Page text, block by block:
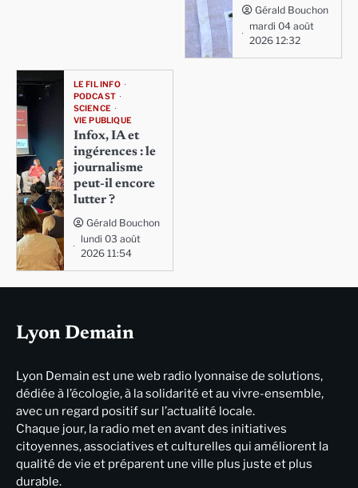
Gérald Bouchon
mardi 04 août
2026 12:32
LE FIL INFO
PODCAST
SCIENCE
VIE PUBLIQUE
Infox, IA et
ingérences : le
journalisme
peut-il encore
lutter ?
Gérald Bouchon
lundi 03 août
2026 11:54
Lyon Demain
Lyon Demain est une web radio lyonnaise de solutions,
dédiée à l’écologie, à la solidarité et au vivre-ensemble,
avec un regard positif sur l’actualité locale.
Chaque jour, la radio met en avant des initiatives
citoyennes, associatives et culturelles qui améliorent la
qualité de vie et préparent une ville plus juste et plus
durable.